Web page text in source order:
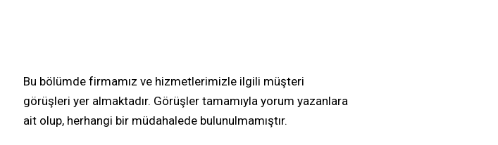
Bu bölümde firmamız ve hizmetlerimizle ilgili müşteri
görüşleri yer almaktadır. Görüşler tamamıyla yorum yazanlara
ait olup, herhangi bir müdahalede bulunulmamıştır.